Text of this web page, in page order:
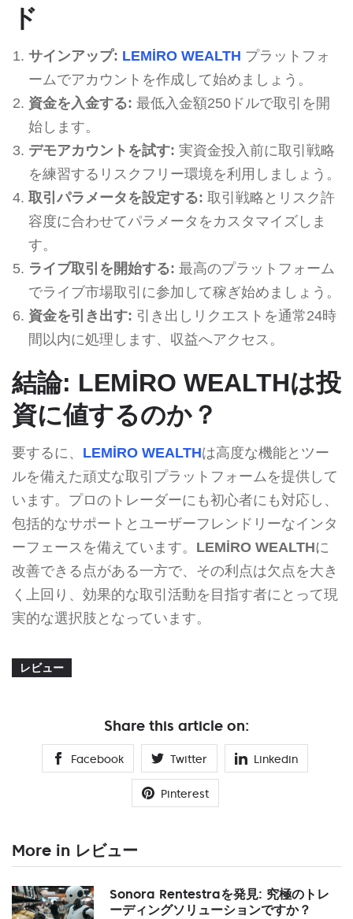
ド
サインアップ: LEMİRO WEALTH プラットフォ
ームでアカウントを作成して始めましょう。
資金を入金する: 最低入金額250ドルで取引を開
始します。
デモアカウントを試す: 実資金投入前に取引戦略
を練習するリスクフリー環境を利用しましょう。
取引パラメータを設定する: 取引戦略とリスク許
容度に合わせてパラメータをカスタマイズしま
す。
ライブ取引を開始する: 最高のプラットフォーム
でライブ市場取引に参加して稼ぎ始めましょう。
資金を引き出す: 引き出しリクエストを通常24時
間以内に処理します、収益へアクセス。
結論: LEMİRO WEALTHは投
資に値するのか？
要するに、 LEMİRO WEALTHは高度な機能とツー
ルを備えた頑丈な取引プラットフォームを提供して
います。プロのトレーダーにも初心者にも対応し、
包括的なサポートとユーザーフレンドリーなインタ
ーフェースを備えています。 LEMİRO WEALTHに
改善できる点がある一方で、その利点は欠点を大き
く上回り、効果的な取引活動を目指す者にとって現
実的な選択肢となっています。
レビュー
Share this article on:
Facebook Twitter Linkedin
Pinterest
More in レビュー
Sonora Rentestraを発見: 究極のトレ
ーディングソリューションですか？